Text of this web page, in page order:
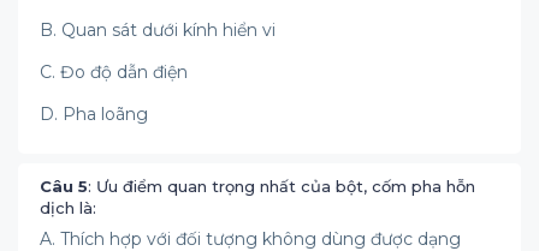
B. Quan sát dưới kính hiển vi
C. Đo độ dẫn điện
D. Pha loãng
Câu 5: Ưu điểm quan trọng nhất của bột, cốm pha hỗn
dịch là:
A. Thích hợp với đối tượng không dùng được dạng